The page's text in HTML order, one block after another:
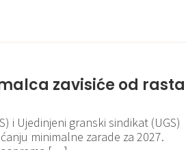
zavisiće od rasta
i Ujedinjeni granski sindikat (UGS)
minimalne zarade za 2027.